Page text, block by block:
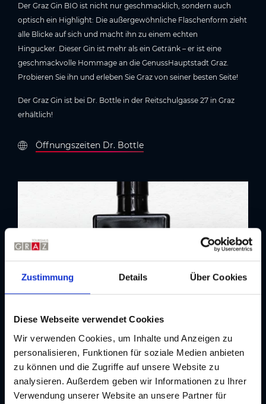
Zustimmung Details Über Cookies
Diese Webseite verwendet Cookies
Wir verwenden Cookies, um Inhalte und Anzeigen zu
personalisieren, Funktionen für soziale Medien anbieten
zu können und die Zugriffe auf unsere Website zu
analysieren. Außerdem geben wir Informationen zu Ihrer
Verwendung unserer Website an unsere Partner für
Der Graz Gin BIO ist nicht nur geschmacklich, sondern auch
optisch ein Highlight: Die außergewöhnliche Flaschenform zieht
alle Blicke auf sich und macht ihn zu einem echten
Hingucker. Dieser Gin ist mehr als ein Getränk – er ist eine
geschmackvolle Hommage an die GenussHauptstadt Graz.
Probieren Sie ihn und erleben Sie Graz von seiner besten Seite!
Der Graz Gin ist bei Dr. Bottle in der Reitschulgasse 27 in Graz
erhältlich!
Öffnungszeiten Dr. Bottle
Adresse